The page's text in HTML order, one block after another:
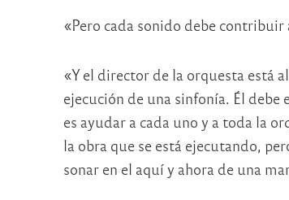
«Pero cada sonido debe
«Y el director de la orquesta está
ejecución de una sinfonía. Él
es ayudar a cada uno y a toda la
la obra que se está ejecutando,
sonar en el aquí y ahora de una